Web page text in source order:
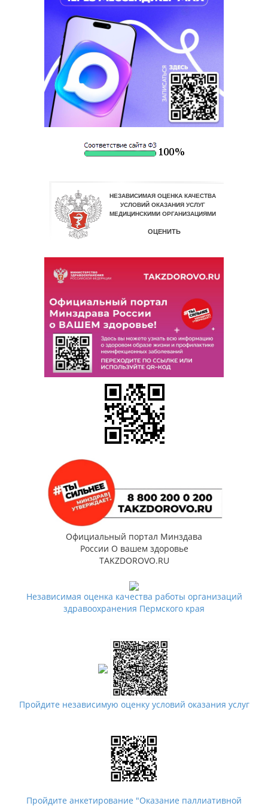
Информация об аборте
Перечень объектов лечебно-оздоровительного
туризма Пермского края
Школы здоровья
Участникам СВО
Медицинские работники
Вышестоящие и контролирующие органы
Нормативные документы
Гостевая книга
Контактная информация
Карта сайта
Фотоальбомы
Противодействие коррупции
Программы поддержки
Бесплатная юридическая помощь
Антитеррористическая безопасность
ГО И ЧС
Наша гордостьОфициальный портал Минздава
России О вашем здоровье
TAKZDOROVO.RU
Независимая оценка качества работы организаций
здравоохранения Пермского края
Пройдите независимую оценку условий оказания услуг
Пройдите анкетирование "Оказание паллиативной